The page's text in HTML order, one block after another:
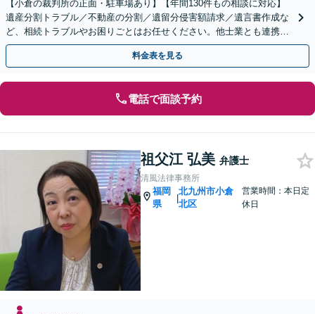
【小倉の裁判所の正面・駐車場あり】【年間130件もの相談に対応】
遺産分割トラブル／不動産の分割／遺留分侵害額請求／遺言書作成な
ど、相続トラブルやお困りごとはお任せください。他士業とも連携
し、依頼者さまに有利な解決を目指します【土日祝対応可】
料金表を見る
電話で面談予約
祖父江 弘美 弁護士
清風法律事務所
福岡
県
|
北九州市小倉
北区
営業時間：本日定
休日